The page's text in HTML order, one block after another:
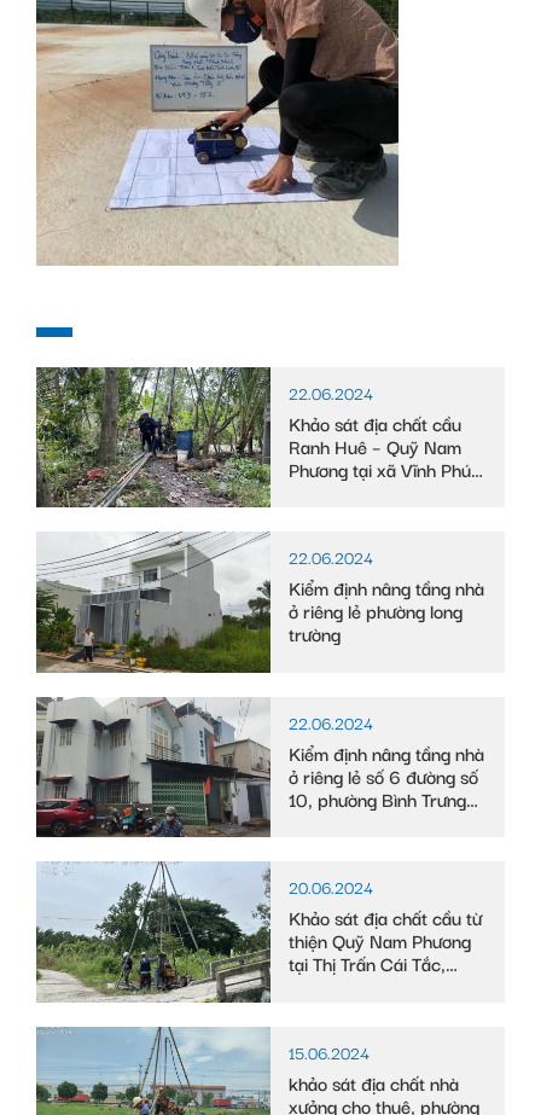
22.06.2024
Khảo sát địa chất cầu
Ranh Huê – Quỹ Nam
Phương tại xã Vĩnh Phú
22.06.2024
Kiểm định nâng tầng nhà
ở riêng lẻ phường long
trường
22.06.2024
Kiểm định nâng tầng nhà
ở riêng lẻ số 6 đường số
10, phường Bình Trưng
20.06.2024
Khảo sát địa chất cầu từ
thiện Quỹ Nam Phương
tại Thị Trấn Cái Tắc,
15.06.2024
khảo sát địa chất nhà
xưởng cho thuê, phường